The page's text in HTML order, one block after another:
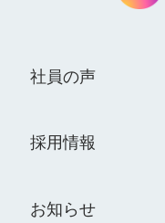
社員の声
採用情報
お知らせ